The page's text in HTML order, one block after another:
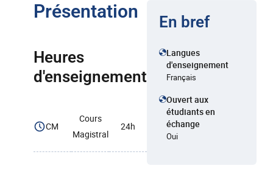
Présentation
Heures
d'enseignement
CM
Cours
Magistral
24h
En bref
Langues
d'enseignement
Français
Ouvert aux
étudiants en
échange
Oui